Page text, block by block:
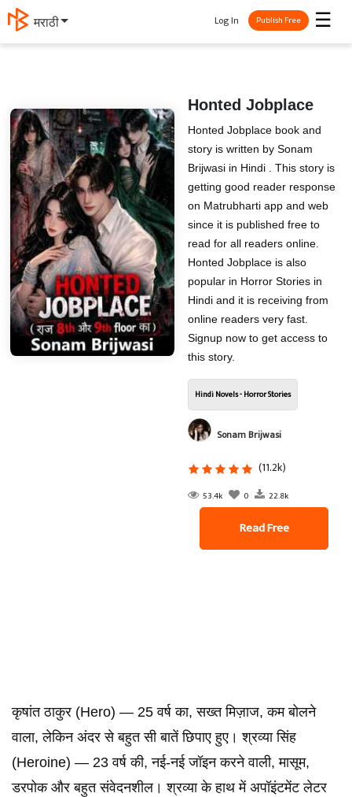
मराठी ☰
Log In Publish Free
Honted Jobplace
Honted Jobplace book and
story is written by Sonam
Brijwasi in Hindi . This story is
getting good reader response
on Matrubharti app and web
since it is published free to
read for all readers online.
Honted Jobplace is also
popular in Horror Stories in
Hindi and it is receiving from
online readers very fast.
Signup now to get access to
this story.
Hindi Novels - Horror Stories
Sonam Brijwasi
(11.2k)
53.4k 0 22.8k
Read Free
कृषांत ठाकुर (Hero) — 25 वर्ष का, सख्त मिज़ाज, कम बोलने
वाला, लेकिन अंदर से बहुत सी बातें छिपाए हुए। श्रव्या सिंह
(Heroine) — 23 वर्ष की, नई-नई जॉइन करने वाली, मासूम,
डरपोक और बहुत संवेदनशील। श्रव्या के हाथ में अपॉइंटमेंट लेटर